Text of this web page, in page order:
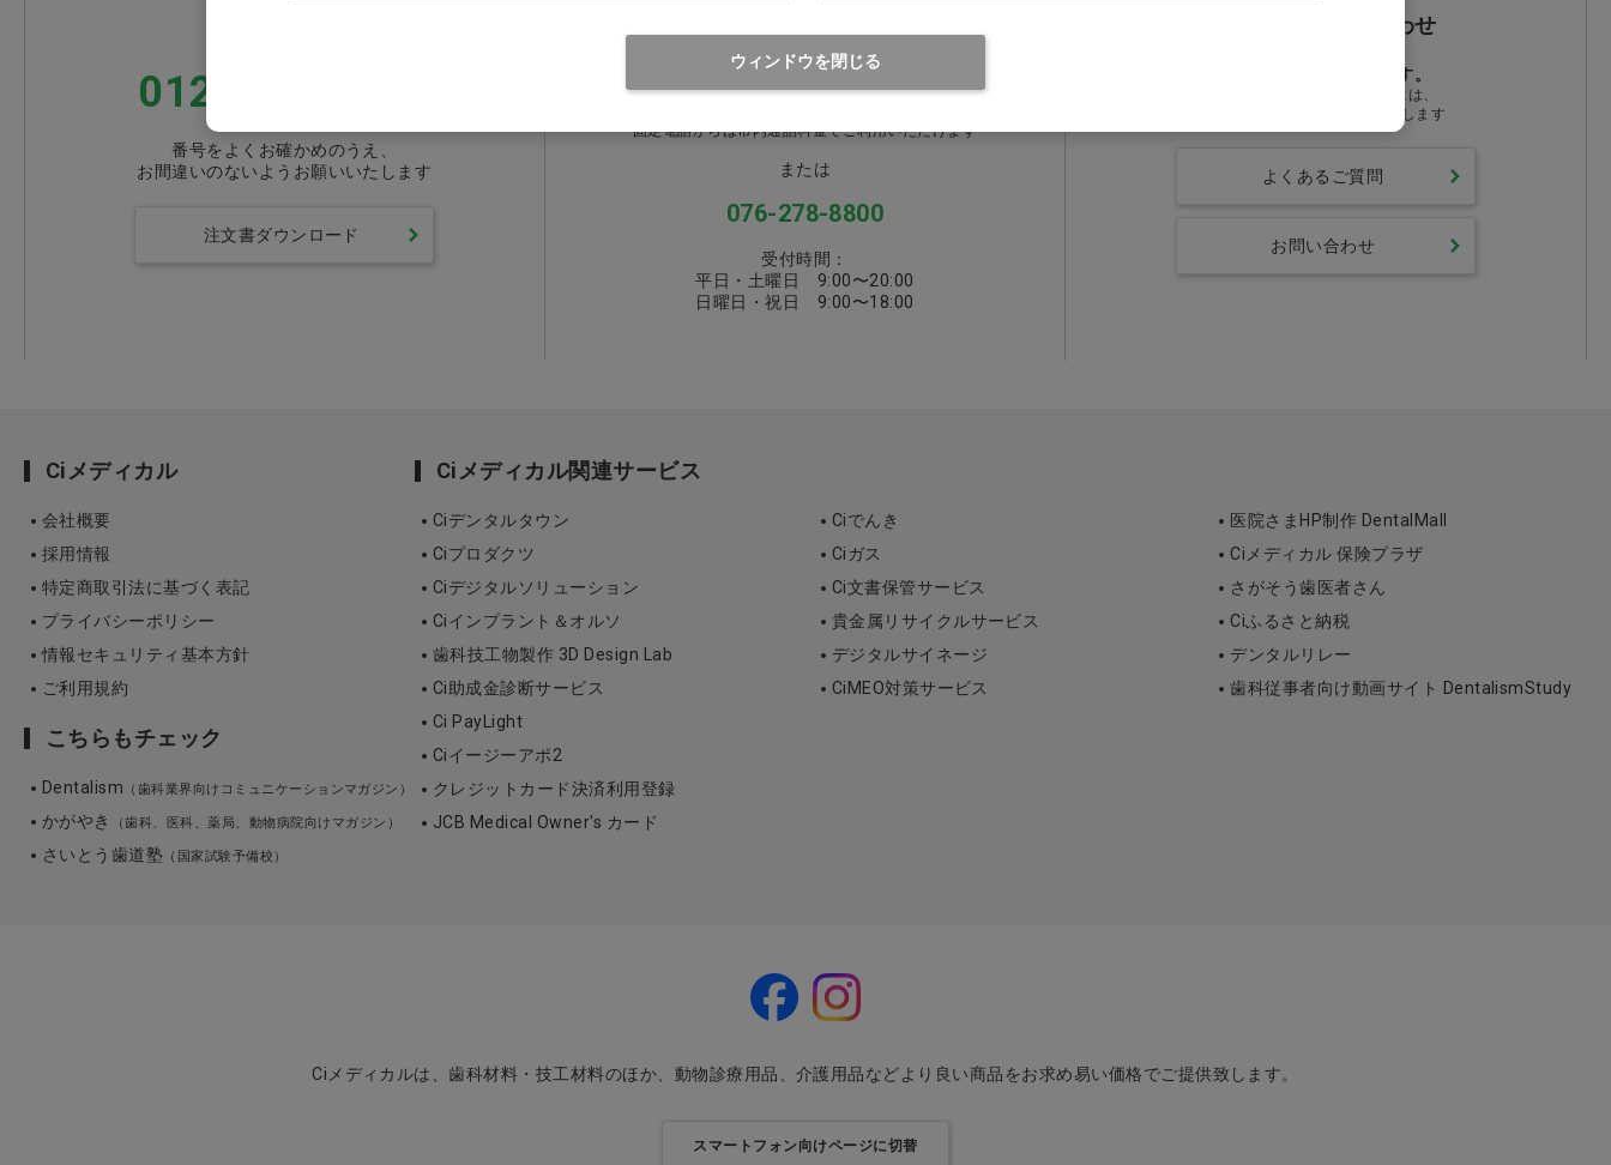
0120-418-167
番号をよくお確かめのうえ、
お間違いのないようお願いいたします
注文書ダウンロード
0570-058000
固定電話からは市内通話料金でご利用いただけます
または
076-278-8800
受付時間：
平日・土曜日 9:00〜20:00
日曜日・祝日 9:00〜18:00
メールでお問い合わせ
24時間受付しております。
営業時間外のお問い合わせには、
翌営業時間より順次対応いたします
よくあるご質問
お問い合わせ
Ciメディカル
会社概要
採用情報
特定商取引法に基づく表記
プライバシーポリシー
情報セキュリティ基本方針
ご利用規約
こちらもチェック
Dentalism （歯科業界向けコミュニケーションマガジン）
かがやき （歯科、医科、薬局、動物病院向けマガジン）
さいとう歯道塾 （国家試験予備校）
Ciメディカル関連サービス
Ciデンタルタウン
Ciプロダクツ
Ciデジタルソリューション
Ciインプラント＆オルソ
歯科技工物製作 3D Design Lab
Ci助成金診断サービス
Ci PayLight
Ciイージーアポ2
クレジットカード決済利用登録
JCB Medical Owner's カード
Ciでんき
Ciガス
Ci文書保管サービス
貴金属リサイクルサービス
デジタルサイネージ
CiMEO対策サービス
医院さまHP制作 DentalMall
Ciメディカル 保険プラザ
さがそう歯医者さん
Ciふるさと納税
デンタルリレー
歯科従事者向け動画サイト DentalismStudy
Ciメディカルは、歯科材料・技工材料のほか、動物診療用品、介護用品などより良い商品をお求め易い価格でご提供致します。
スマートフォン向けページに切替
ウィンドウを閉じる